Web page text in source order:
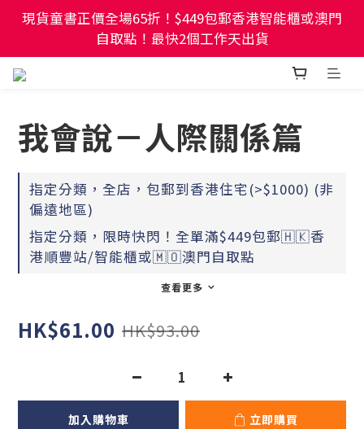
現貨童書正價全場65折！$449包郵香港智能櫃或澳門
自取點！最快2個工作天出貨
現貨童書正價全場65折！$449包郵香港智能櫃或澳門
自取點！最快2個工作天出貨
幼稚園及小學試卷/練習📚任選3件85折🌟5件75折
現貨童書正價全場65折！$449包郵香港智能櫃或澳門
自取點！最快2個工作天出貨
我會說－人際關係篇
指定分類，全店，包郵到香港住宅(>$1000) (非
偏遠地區)
指定分類，限時快閃！全單滿$449包郵🇭🇰香
港順豐站/智能櫃或🇲🇴澳門自取點
查看更多
HK$61.00 HK$93.00
加入購物車 立即購買